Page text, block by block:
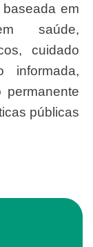
em
saúde,
cuidado
informada,
públicas